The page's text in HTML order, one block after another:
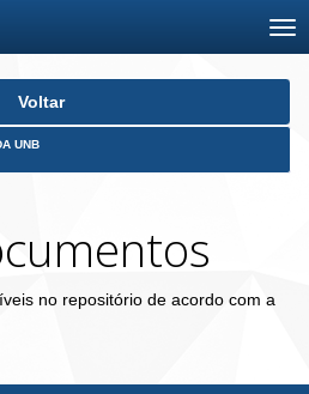
Voltar
UNB
no repositório de acordo com a